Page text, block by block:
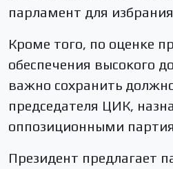
парламент для
Кроме того, по оценке
обеспечения высокого
важно сохранить
председателя ЦИК,
оппозиционными
Президент предлагает